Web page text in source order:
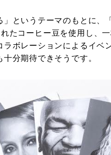
」というテーマのもとに、「
れたコーヒー豆を使用し、
ボレーションによるイベ
分期待できそうです。